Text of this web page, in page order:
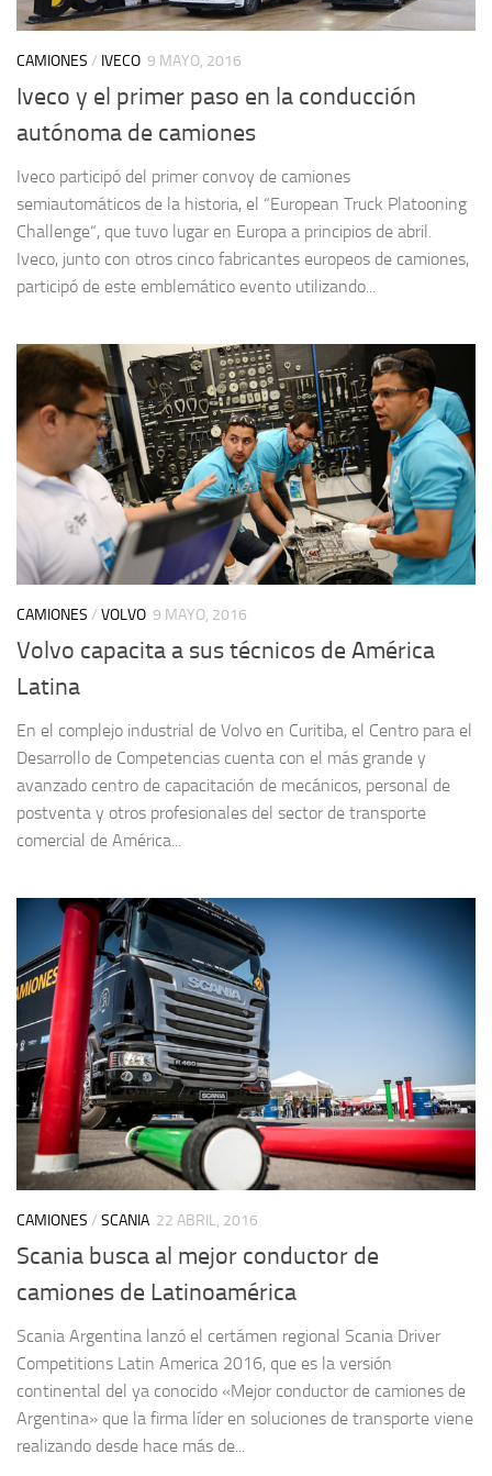
CAMIONES / IVECO 9 MAYO, 2016
Iveco y el primer paso en la conducción
autónoma de camiones
Iveco participó del primer convoy de camiones
semiautomáticos de la historia, el “European Truck Platooning
Challenge“, que tuvo lugar en Europa a principios de abril.
Iveco, junto con otros cinco fabricantes europeos de camiones,
participó de este emblemático evento utilizando...
CAMIONES / VOLVO 9 MAYO, 2016
Volvo capacita a sus técnicos de América
Latina
En el complejo industrial de Volvo en Curitiba, el Centro para el
Desarrollo de Competencias cuenta con el más grande y
avanzado centro de capacitación de mecánicos, personal de
postventa y otros profesionales del sector de transporte
comercial de América...
CAMIONES / SCANIA 22 ABRIL, 2016
Scania busca al mejor conductor de
camiones de Latinoamérica
Scania Argentina lanzó el certámen regional Scania Driver
Competitions Latin America 2016, que es la versión
continental del ya conocido «Mejor conductor de camiones de
Argentina» que la firma líder en soluciones de transporte viene
realizando desde hace más de...